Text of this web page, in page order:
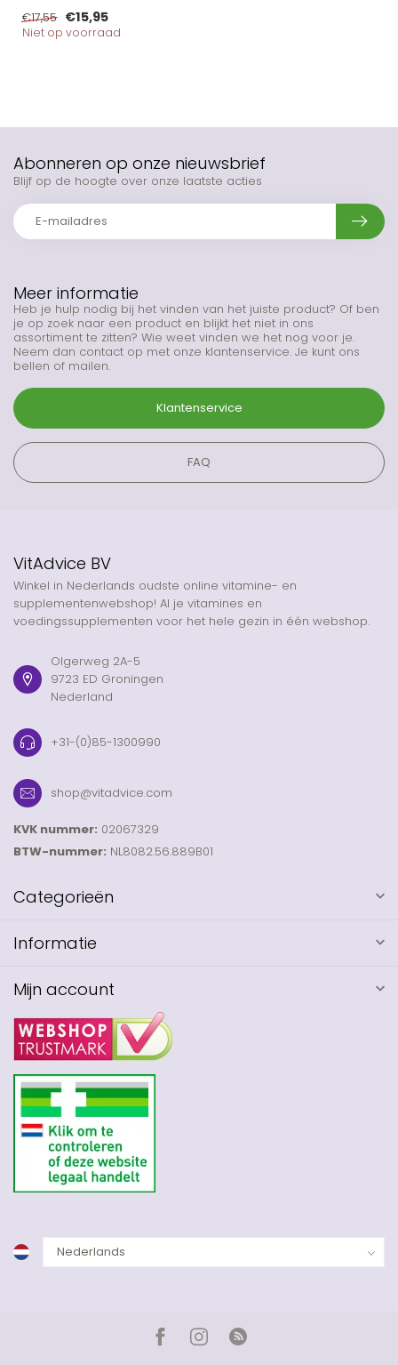
€17,55 €15,95
Niet op voorraad
Meer informatie
Heb je hulp nodig bij het vinden van het juiste product? Of ben
je op zoek naar een product en blijkt het niet in ons
assortiment te zitten? Wie weet vinden we het nog voor je.
Neem dan contact op met onze klantenservice. Je kunt ons
bellen of mailen.
Klantenservice
FAQ
Abonneren op onze nieuwsbrief
Blijf op de hoogte over onze laatste acties
VitAdvice BV
Winkel in Nederlands oudste online vitamine- en
supplementenwebshop! Al je vitamines en
voedingssupplementen voor het hele gezin in één webshop.
Olgerweg 2A-5
9723 ED Groningen
Nederland
+31-(0)85-1300990
shop@vitadvice.com
KVK nummer: 02067329
BTW-nummer: NL8082.56.889B01
Categorieën
Informatie
Mijn account